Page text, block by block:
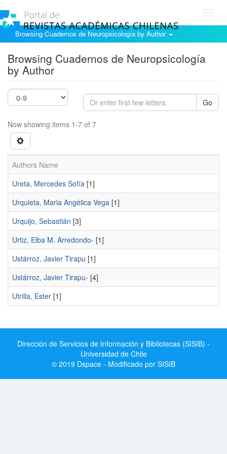
Browsing Cuadernos de Neuropsicología by Author
Browsing Cuadernos de Neuropsicología
by Author
Go
Now showing items 1-7 of 7
Authors Name
Ureta, Mercedes Sofía [1]
Urquieta, Maria Angélica Vega [1]
Urquijo, Sebastián [3]
Urtiz, Elba M. Arredondo- [1]
Ustárroz, Javier Tirapu [1]
Ustárroz, Javier Tirapu- [4]
Utrilla, Ester [1]
Dirección de Servicios de Información y Bibliotecas (SISIB) -
Universidad de Chile
© 2019 Dspace - Modificado por SISIB